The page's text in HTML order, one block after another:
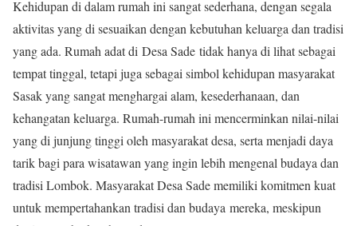
Kehidupan di dalam rumah ini sangat sederhana, dengan segala
aktivitas yang di sesuaikan dengan kebutuhan keluarga dan tradisi
yang ada. Rumah adat di Desa Sade tidak hanya di lihat sebagai
tempat tinggal, tetapi juga sebagai simbol kehidupan masyarakat
Sasak yang sangat menghargai alam, kesederhanaan, dan
kehangatan keluarga. Rumah-rumah ini mencerminkan nilai-nilai
yang di junjung tinggi oleh masyarakat desa, serta menjadi daya
tarik bagi para wisatawan yang ingin lebih mengenal budaya dan
tradisi Lombok. Masyarakat Desa Sade memiliki komitmen kuat
untuk mempertahankan tradisi dan budaya mereka, meskipun